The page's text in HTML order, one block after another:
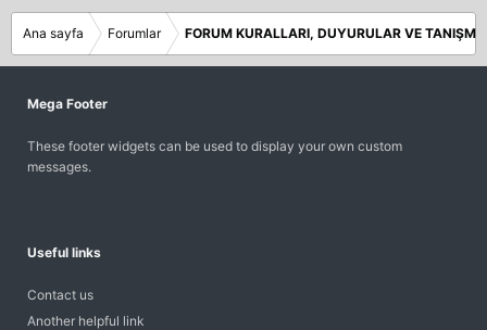
Ana sayfa Forumlar FORUM KURALLARI, DUYURULAR VE TANIŞMA
Mega Footer
These footer widgets can be used to display your own custom
messages.
Useful links
Contact us
Another helpful link